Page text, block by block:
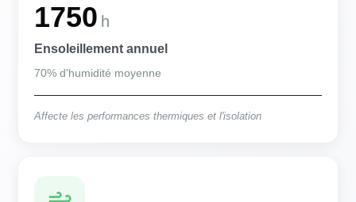
1750 h
Ensoleillement annuel
70% d'humidité moyenne
Affecte les performances thermiques et l'isolation